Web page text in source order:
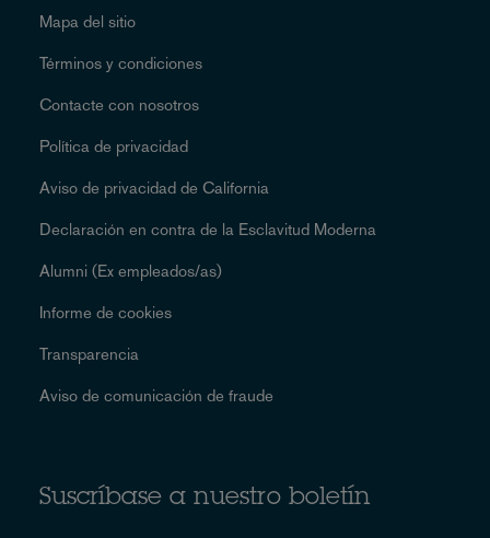
Mapa del sitio
Términos y condiciones
Contacte con nosotros
Política de privacidad
Aviso de privacidad de California
Declaración en contra de la Esclavitud Moderna
Alumni (Ex empleados/as)
Informe de cookies
Transparencia
Aviso de comunicación de fraude
Suscríbase a nuestro boletín